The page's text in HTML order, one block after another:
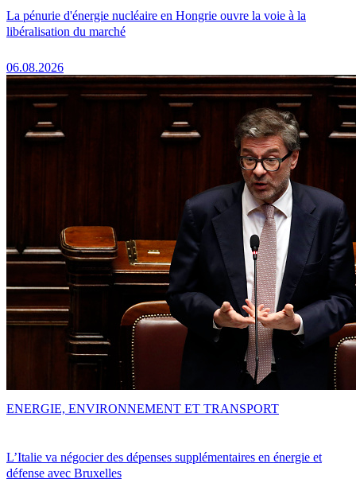
La pénurie d'énergie nucléaire en Hongrie ouvre la voie à la
libéralisation du marché
06.08.2026
L’Italie va négocier des dépenses supplémentaires en énergie et
défense avec Bruxelles
ENERGIE, ENVIRONNEMENT ET TRANSPORT